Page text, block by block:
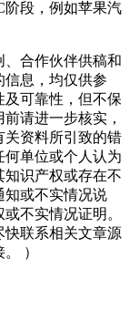
阶段，例如苹果汽
合作伙伴供稿和
信息，均仅供参
可靠性，但不保
请进一步核实，
关资料所引致的错
单位或个人认为
识产权或存在不
知或不实情况说
不实情况证明。
快联系相关文章源
）